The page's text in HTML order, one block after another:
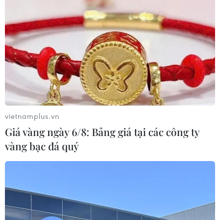
05/08/2026 13:30
Bàn giao một cá thể Diều hoa Miến
Điện cho Vườn quốc gia Phong Nha-
Kẻ Bàng
05/08/2026 12:11
Bão số 3 tiếp tục đổi hướng, di
chuyển nhanh hơn
05/08/2026 11:31
Bão số 3 đổi hướng, di chuyển chậm
với tốc độ khoảng 5 km/h
vietnamplus.vn
Giá vàng ngày 6/8: Bảng giá tại các công ty
vàng bạc đá quý